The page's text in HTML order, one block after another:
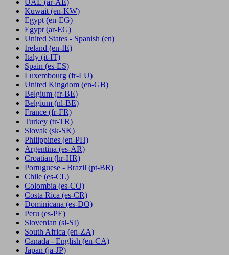
UAE (ar-AE)
Kuwait (en-KW)
Egypt (en-EG)
Egypt (ar-EG)
United States - Spanish (en)
Ireland (en-IE)
Italy (it-IT)
Spain (es-ES)
Luxembourg (fr-LU)
United Kingdom (en-GB)
Belgium (fr-BE)
Belgium (nl-BE)
France (fr-FR)
Turkey (tr-TR)
Slovak (sk-SK)
Philippines (en-PH)
Argentina (es-AR)
Croatian (hr-HR)
Portuguese - Brazil (pt-BR)
Chile (es-CL)
Colombia (es-CO)
Costa Rica (es-CR)
Dominicana (es-DO)
Peru (es-PE)
Slovenian (sl-SI)
South Africa (en-ZA)
Canada - English (en-CA)
Japan (ja-JP)